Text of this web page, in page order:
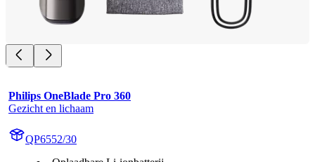
Philips OneBlade Pro 360
Gezicht en lichaam
QP6552/30